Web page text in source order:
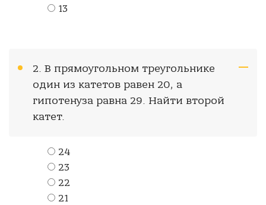
13
2. В прямоугольном треугольнике
один из катетов равен 20, а
гипотенуза равна 29. Найти второй
катет.
24
23
22
21